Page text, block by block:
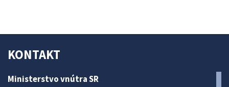
KONTAKT
Ministerstvo vnútra SR